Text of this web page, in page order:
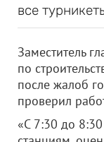
все
Заместитель
по
после жалоб
проверил
«С 7:30 до